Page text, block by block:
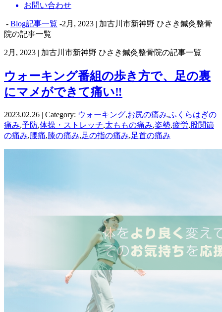
お問い合わせ
- Blog記事一覧 -2月, 2023 | 加古川市新神野 ひさき鍼灸整骨
院の記事一覧
2月, 2023 | 加古川市新神野 ひさき鍼灸整骨院の記事一覧
ウォーキング番組の歩き方で、足の裏
にマメができて痛い‼︎
2023.02.26 | Category: ウォーキング,お尻の痛み,ふくらはぎの
痛み,予防,体操・ストレッチ,太ももの痛み,姿勢,疲労,股関節
の痛み,腰痛,膝の痛み,足の指の痛み,足首の痛み